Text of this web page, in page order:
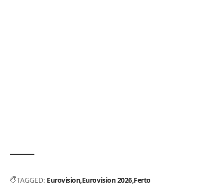
TAGGED: Eurovision Eurovision 2026 Ferto